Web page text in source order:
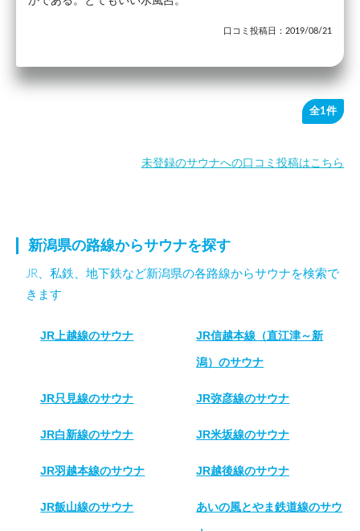
口コミ投稿日：2019/08/21
全1件
未登録のサウナへの口コミ投稿はこちら
新潟県の路線からサウナを探す
JR、私鉄、地下鉄など新潟県の各路線からサウナを検索で
きます
JR上越線のサウナ JR信越本線（直江津～新
潟）のサウナ
JR只見線のサウナ JR弥彦線のサウナ
JR白新線のサウナ JR米坂線のサウナ
JR羽越本線のサウナ JR越後線のサウナ
JR飯山線のサウナ あいの風とやま鉄道線のサウ